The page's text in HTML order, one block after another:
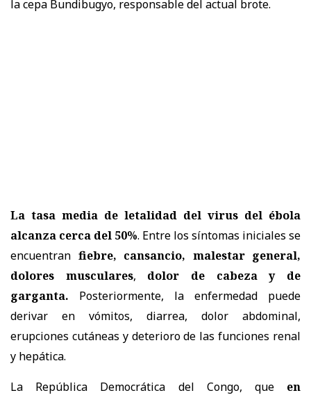
la cepa Bundibugyo, responsable del actual brote.
La tasa media de letalidad del virus del ébola
alcanza cerca del 50%. Entre los síntomas iniciales se
encuentran fiebre, cansancio, malestar general,
dolores musculares, dolor de cabeza y de
garganta. Posteriormente, la enfermedad puede
derivar en vómitos, diarrea, dolor abdominal,
erupciones cutáneas y deterioro de las funciones renal
y hepática.
La República Democrática del Congo, que en